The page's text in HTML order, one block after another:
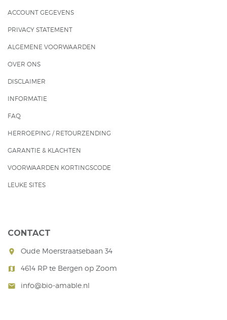
ACCOUNT GEGEVENS
PRIVACY STATEMENT
ALGEMENE VOORWAARDEN
OVER ONS
DISCLAIMER
INFORMATIE
FAQ
HERROEPING / RETOURZENDING
GARANTIE & KLACHTEN
VOORWAARDEN KORTINGSCODE
LEUKE SITES
CONTACT
room Oude Moerstraatsebaan 34
map 4614 RP te Bergen op Zoom
mail info@bio-amable.nl